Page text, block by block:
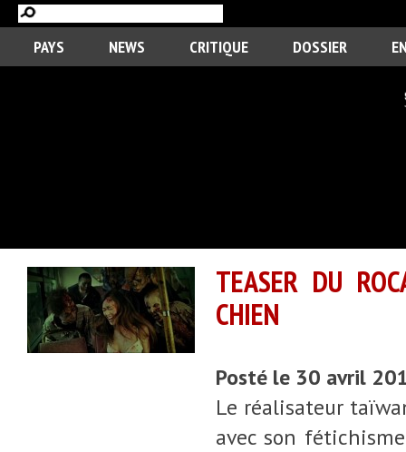
PAYS NEWS CRITIQUE DOSSIER
TEASER DU
CHIEN
Posté le 30 avril
Le réalisateur
avec son